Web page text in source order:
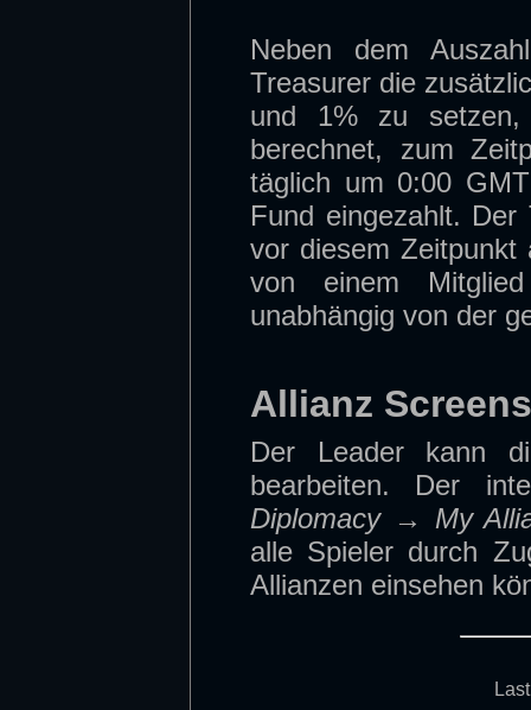
Neben dem
Treasurer die
und 1% zu
berechnet, zum
täglich um 0:00
Fund eingezahlt.
vor diesem Zeitpunkt
von einem
unabhängig von der
Allianz Screens
Der Leader kann
bearbeiten. Der
Diplomacy → My
alle Spieler durch
Allianzen einsehen